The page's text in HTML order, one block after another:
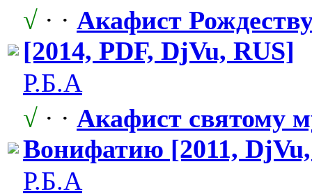
√ · · Акафист
[2014, PDF, DjVu, RUS]
Р.Б.А
√ · · Акафист святому
Вонифатию [2011,
Р.Б.А